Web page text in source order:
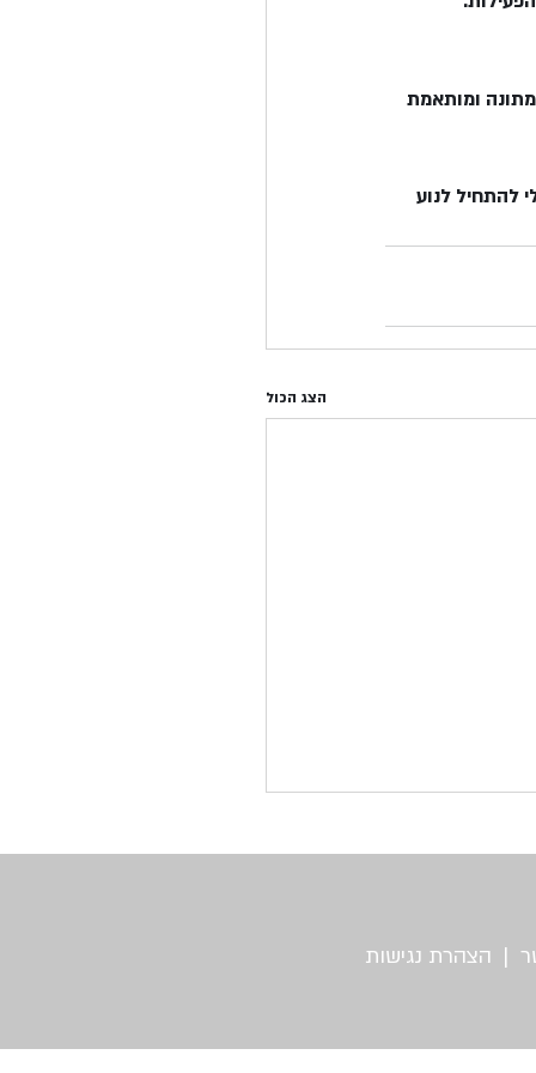
ומותאמת
להתחיל לנוע
הצג הכול
| הצהרת נגישות